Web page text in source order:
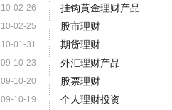
10-02-26
10-02-25
10-01-31
09-10-23
09-10-20
09-10-19
挂钩黄金理财产品
股市理财
期货理财
外汇理财产品
股票理财
个人理财投资